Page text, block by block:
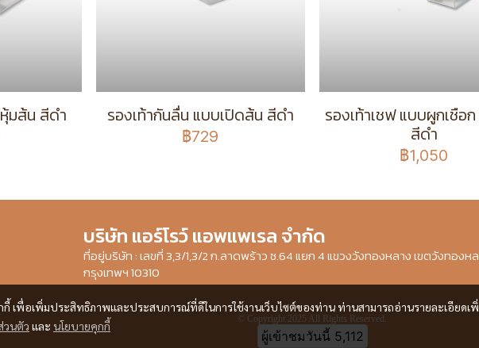
มส้น สีดำ รองเท้ากันลื่น แบบเปิดส้น สีดำ
฿729
รองเท้าเชฟ แบบผูกเชือ
สีดำ
฿1,050
กี้ เพื่อเพิ่มประสิทธิภาพและประสบการณ์ที่ดีในการใช้งานเว็บไซต์ของท่าน ท่านสามารถอ่านรายละเอียดเ
วนตัว และ นโยบายคุกกี้
บริษัท แอร์โรว์ แอพแพเรล จำกัด
ที่อยู่บริษัท : เลขที่ 3,3/1,3/2 ก.ลาดพร้าว ซ.64 แยก 4 แขวงวังทองหลาง เขตวังทองห
กรุงเทพฯ 10310
© Copyright 2025 All Rights Reserved.
ผู้เข้าชมวันนี้ 5,112